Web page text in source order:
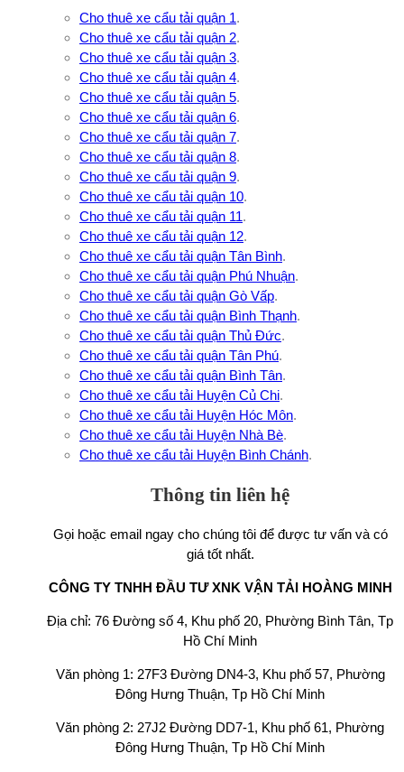
Cho thuê xe cẩu tải quận 1.
Cho thuê xe cẩu tải quận 2.
Cho thuê xe cẩu tải quận 3.
Cho thuê xe cẩu tải quận 4.
Cho thuê xe cẩu tải quận 5.
Cho thuê xe cẩu tải quận 6.
Cho thuê xe cẩu tải quận 7.
Cho thuê xe cẩu tải quận 8.
Cho thuê xe cẩu tải quận 9.
Cho thuê xe cẩu tải quận 10.
Cho thuê xe cẩu tải quận 11.
Cho thuê xe cẩu tải quận 12.
Cho thuê xe cẩu tải quận Tân Bình.
Cho thuê xe cẩu tải quận Phú Nhuận.
Cho thuê xe cẩu tải quận Gò Vấp.
Cho thuê xe cẩu tải quận Bình Thạnh.
Cho thuê xe cẩu tải quận Thủ Đức.
Cho thuê xe cẩu tải quận Tân Phú.
Cho thuê xe cẩu tải quận Bình Tân.
Cho thuê xe cẩu tải Huyện Củ Chi.
Cho thuê xe cẩu tải Huyện Hóc Môn.
Cho thuê xe cẩu tải Huyện Nhà Bè.
Cho thuê xe cẩu tải Huyện Bình Chánh.
Thông tin liên hệ
Gọi hoặc email ngay cho chúng tôi để được tư vấn và có
giá tốt nhất.
CÔNG TY TNHH ĐẦU TƯ XNK VẬN TẢI HOÀNG MINH
Địa chỉ: 76 Đường số 4, Khu phố 20, Phường Bình Tân, Tp
Hồ Chí Minh
Văn phòng 1: 27F3 Đường DN4-3, Khu phố 57, Phường
Đông Hưng Thuận, Tp Hồ Chí Minh
Văn phòng 2: 27J2 Đường DD7-1, Khu phố 61, Phường
Đông Hưng Thuận, Tp Hồ Chí Minh